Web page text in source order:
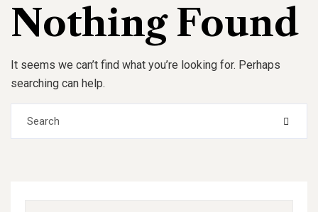
Nothing Found
It seems we can’t find what you’re looking for. Perhaps
searching can help.